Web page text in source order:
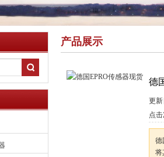
产品展示
德
更
点
德
将